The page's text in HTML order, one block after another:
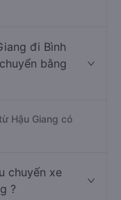
đi Bình
bằng
Hậu Giang có
chuyến xe
?